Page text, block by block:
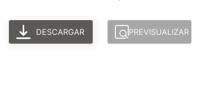
DESCARGAR PREVISUALIZAR